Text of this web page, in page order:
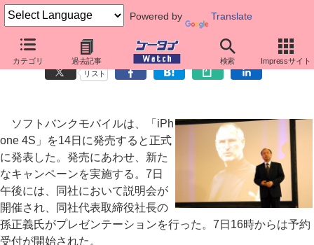
Powered by Translate
カテゴリ 過去記事 検索 Impressサイト
ソフトバンク、「iPhone 4S」新キャンペーン発表
リスト
ソフトバンクモバイルは、「iPh
one 4S」を14日に発売すると正式
に発表した。発売にあわせ、新た
なキャンペーンを実施する。7日
午後には、同社において説明会が
開催され、同社代表取締役社長の
孫正義氏がプレゼンテーションを行った。7日16時からは予約
受付が開始された。